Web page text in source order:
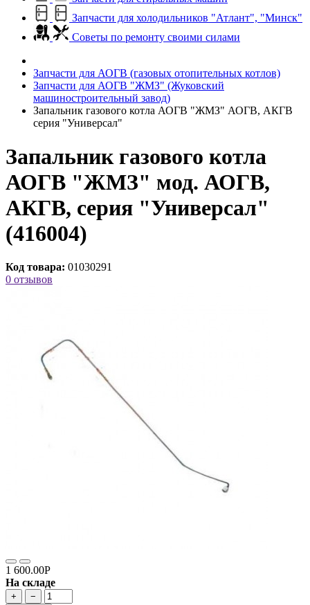
Запчасти для холодильников "Атлант", "Минск"
Советы по ремонту своими силами
Запчасти для АОГВ (газовых отопительных котлов)
Запчасти для АОГВ "ЖМЗ" (Жуковский
машиностроительный завод)
Запальник газового котла АОГВ "ЖМЗ" АОГВ, АКГВ
серия "Универсал"
Запальник газового котла
АОГВ "ЖМЗ" мод. АОГВ,
АКГВ, серия "Универсал"
(416004)
Код товара: 01030291
0 отзывов
1 600.00Р
На складе
+
−